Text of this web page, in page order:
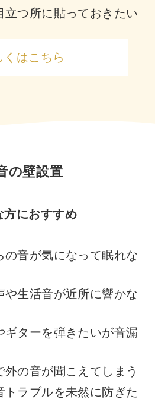
立つ所に貼っておきたい
くはこちら
の壁設置
方におすすめ
の音が気になって眠れな
や生活音が近所に響かな
ギターを弾きたいが音漏
の音が聞こえてしまう
トラブルを未然に防ぎた